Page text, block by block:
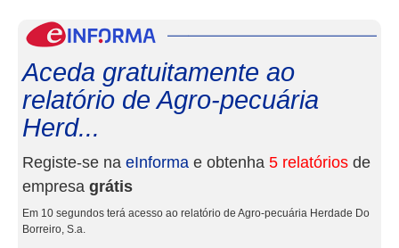
Aceda gratuitamente ao
relatório de Agro-pecuária
Herd...
Registe-se na eInforma e obtenha 5 relatórios de
empresa grátis
Em 10 segundos terá acesso ao relatório de Agro-pecuária Herdade Do
Borreiro, S.a.